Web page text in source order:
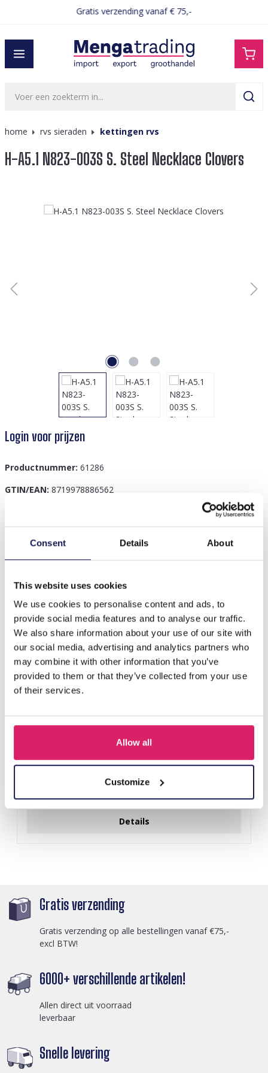
Consent Details About
This website uses cookies
We use cookies to personalise content and ads, to
provide social media features and to analyse our traffic.
We also share information about your use of our site with
our social media, advertising and analytics partners who
may combine it with other information that you’ve
provided to them or that they’ve collected from your use
of their services.
Allow all
Customize
Gratis verzending vanaf € 75,-
home rvs sieraden kettingen rvs
H-A5.1 N823-003S S. Steel Necklace Clovers
Afbeeldingengalerij overslaan
Login voor prijzen
Productnummer: 61286
GTIN/EAN: 8719978886562
Beschrijving
H-A5.1 N823-003S S. Steel Necklace Clovers
Anderen kochten ook
Login voor prijzen
Details
Gratis verzending
Gratis verzending op alle bestellingen vanaf €75,-
excl BTW!
6000+ verschillende artikelen!
Allen direct uit voorraad
leverbaar
Snelle levering